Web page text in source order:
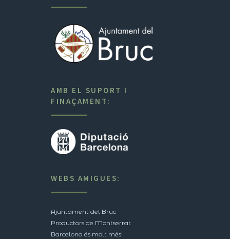
AMB EL SUPORT I
FINAÇAMENT:
WEBS AMIGUES:
Ajuntament del Bruc
Productors de Montserrat
Barcelona és molt més!